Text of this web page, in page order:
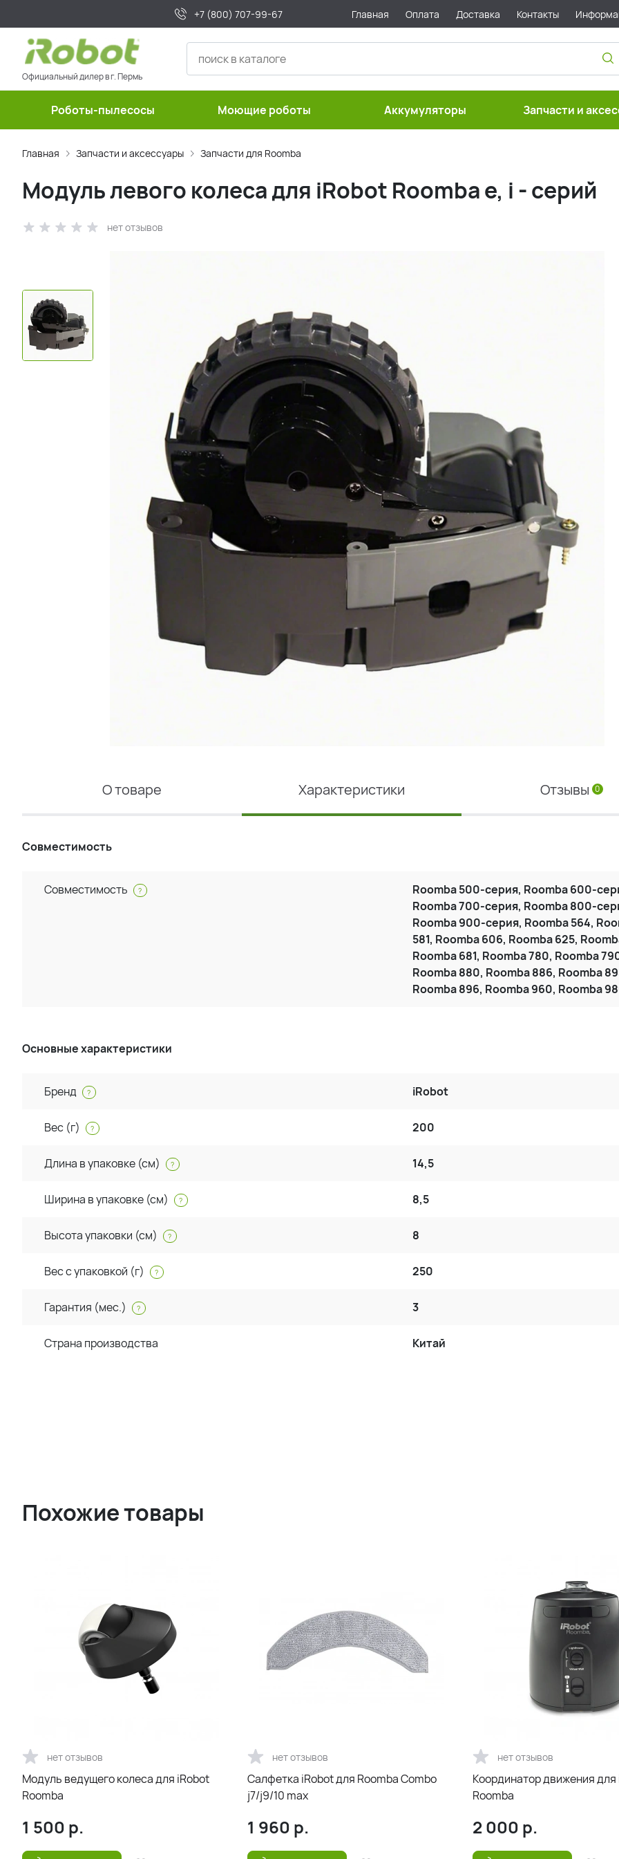
+7 (800) 707-99-67 Главная Оплата Доставка Контакты
Официальный дилер в г. Пермь
Роботы-пылесосы Моющие роботы Аккумуляторы Запчасти и
Главная Запчасти и аксессуары Запчасти для Roomba
Модуль левого колеса для iRobot Roomba e, i - серий
нет отзывов
О товаре Характеристики Отзывы 0
Совместимость
Совместимость ?
Roomba 500-серия, Roomba 600-
Roomba 700-серия, Roomba 800-
Roomba 900-серия, Roomba 564,
581, Roomba 606, Roomba 625,
Roomba 681, Roomba 780, Roomba
Roomba 880, Roomba 886, Roomba
Roomba 896, Roomba 960, Roomba
Основные характеристики
Бренд ? iRobot
Вес (г) ? 200
Длина в упаковке (см) ? 14,5
Ширина в упаковке (см) ? 8,5
Высота упаковки (см) ? 8
Вес с упаковкой (г) ? 250
Гарантия (мес.) ? 3
Страна производства Китай
Похожие товары
нет отзывов
Модуль ведущего колеса для iRobot
Roomba
1 500 р.
нет отзывов
Салфетка iRobot для Roomba Combo
j7/j9/10 max
1 960 р.
нет отзывов
Координатор движения для
Roomba
2 000 р.